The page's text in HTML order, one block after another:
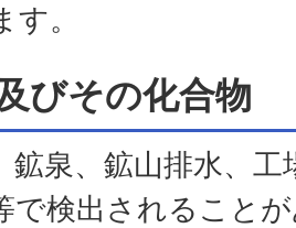
。
びその化合物
鉱泉、鉱山排水、
で検出されること